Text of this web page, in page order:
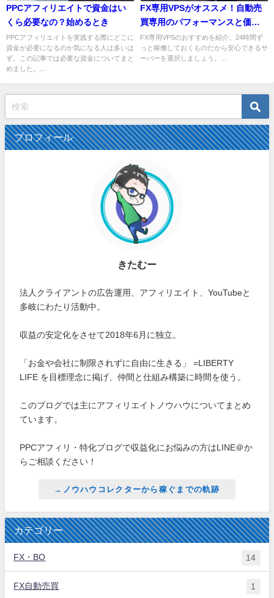
PPCアフィリエイトで資金はい
くら必要なの？始めるとき
PPCアフィリエイトを実践する際にどこに
資金が必要になるのか気になる人は多いは
ず。この記事では必要な資金についてまと
めました。...
FX専用VPSがオススメ！自動売
買専用のパフォーマンスと価格
で大満足
FX専用VPSのおすすめを紹介。24時間ず
っと稼働しておくものだから安心できるサ
ーバーを選択しましょう。...
プロフィール
きたむー
法人クライアントの広告運用、アフィリエイト、YouTubeと
多岐にわたり活動中。
収益の安定化をさせて2018年6月に独立。
「お金や会社に制限されずに自由に生きる」 =LIBERTY
LIFE を目標理念に掲げ、仲間と仕組み構築に時間を使う。
このブログでは主にアフィリエイトノウハウについてまとめ
ています。
PPCアフィリ・特化ブログで収益化にお悩みの方はLINE＠か
らご相談ください！
→ノウハウコレクターから稼ぐまでの軌跡
カテゴリー
FX・BO 14
FX自動売買 1